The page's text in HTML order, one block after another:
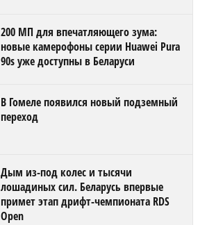
200 МП для впечатляющего зума:
новые камерофоны серии Huawei Pura
90s уже доступны в Беларуси
В Гомеле появился новый подземный
переход
Дым из-под колес и тысячи
лошадиных сил. Беларусь впервые
примет этап дрифт-чемпионата RDS
Open